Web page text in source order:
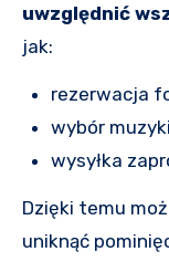
uwzględnić
jak:
rezerwacja
wybór
wysyłka
Dzięki temu
uniknąć